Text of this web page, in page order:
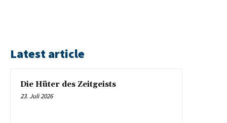
Latest article
Die Hüter des Zeitgeists
23. Juli 2026